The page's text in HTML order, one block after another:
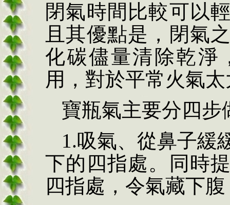
閉氣時間比較可以
且其優點是，閉氣
化碳儘量清除乾淨
用，對於平常火氣
寶瓶氣主要分四步
1.吸氣、從鼻子緩
下的四指處。同時
四指處，令氣藏下